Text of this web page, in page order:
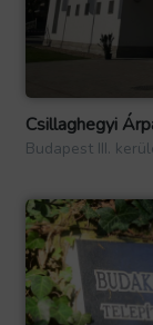
Csillaghegyi
Budapest III.